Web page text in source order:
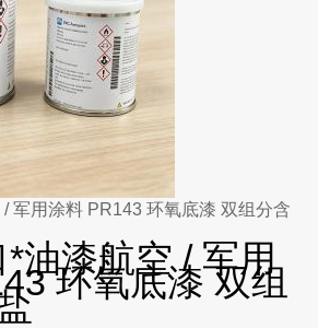
军用涂料 PR143 环氧底漆 双组分含
油漆航空 / 军用
环氧底漆 双组